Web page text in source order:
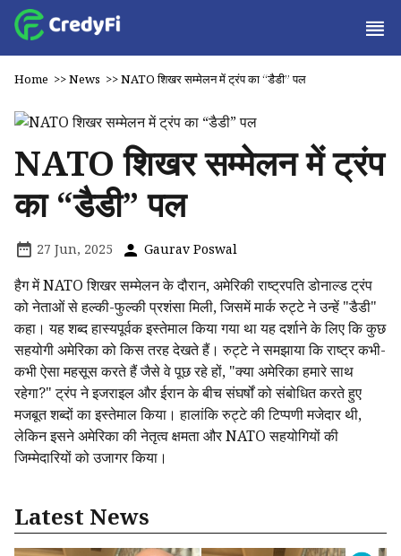
Home >>News >>NATO शिखर सम्मेलन में ट्रंप का “डैडी” पल
NATO शिखर सम्मेलन में ट्रंप
का “डैडी” पल
27 Jun, 2025 Gaurav Poswal
हैग में NATO शिखर सम्मेलन के दौरान, अमेरिकी राष्ट्रपति डोनाल्ड ट्रंप
को नेताओं से हल्की-फुल्की प्रशंसा मिली, जिसमें मार्क रुट्टे ने उन्हें "डैडी"
कहा। यह शब्द हास्यपूर्वक इस्तेमाल किया गया था यह दर्शाने के लिए कि कुछ
सहयोगी अमेरिका को किस तरह देखते हैं। रुट्टे ने समझाया कि राष्ट्र कभी-
कभी ऐसा महसूस करते हैं जैसे वे पूछ रहे हों, "क्या अमेरिका हमारे साथ
रहेगा?" ट्रंप ने इजराइल और ईरान के बीच संघर्षों को संबोधित करते हुए
मजबूत शब्दों का इस्तेमाल किया। हालांकि रुट्टे की टिप्पणी मजेदार थी,
लेकिन इसने अमेरिका की नेतृत्व क्षमता और NATO सहयोगियों की
जिम्मेदारियों को उजागर किया।
Latest News